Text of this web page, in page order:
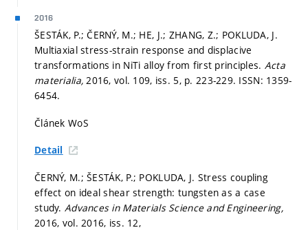
2016
ŠESTÁK, P.; ČERNÝ, M.; HE, J.; ZHANG, Z.; POKLUDA, J.
Multiaxial stress-strain response and displacive
transformations in NiTi alloy from first principles. Acta
materialia,2016, vol. 109, iss. 5, p. 223-229. ISSN: 1359-
6454.
Článek WoS
Detail
ČERNÝ, M.; ŠESTÁK, P.; POKLUDA, J. Stress coupling
effect on ideal shear strength: tungsten as a case
study. Advances in Materials Science and Engineering,
2016, vol. 2016, iss. 12,